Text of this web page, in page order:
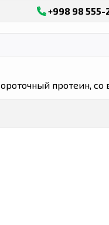
+998 98 555-
протеин, со